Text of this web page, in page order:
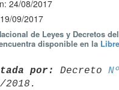
24/08/2017
09/2017
de Leyes y Decretos
disponible en la
por: Decreto